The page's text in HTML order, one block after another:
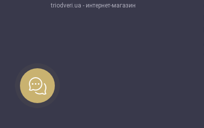
triodveri.ua - интернет-магазин